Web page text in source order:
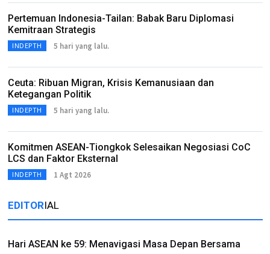
Pertemuan Indonesia-Tailan: Babak Baru Diplomasi
Kemitraan Strategis
INDEPTH 5 hari yang lalu.
Ceuta: Ribuan Migran, Krisis Kemanusiaan dan
Ketegangan Politik
INDEPTH 5 hari yang lalu.
Komitmen ASEAN-Tiongkok Selesaikan Negosiasi CoC
LCS dan Faktor Eksternal
INDEPTH 1 Agt 2026
EDITORIAL
Hari ASEAN ke 59: Menavigasi Masa Depan Bersama